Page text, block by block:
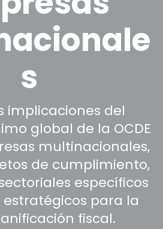
s
implicaciones del
global de la OCDE
multinacionales,
de cumplimiento,
específicos
estratégicos para la
fiscal.